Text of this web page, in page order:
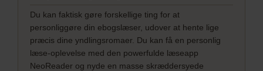
Du kan faktisk gøre forskellige ting for at
personliggøre din ebogslæser, udover at hente lige
præcis dine yndlingsromaer. Du kan få en personlig
læse-oplevelse med den powerfulde læseapp
NeoReader og nyde en masse skræddersyede